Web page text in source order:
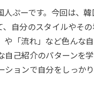
人ぷーです。今回は、
、自分のスタイルやそ
や「流れ」など色んな
自己紹介のパターンを
ションで自分をしっか